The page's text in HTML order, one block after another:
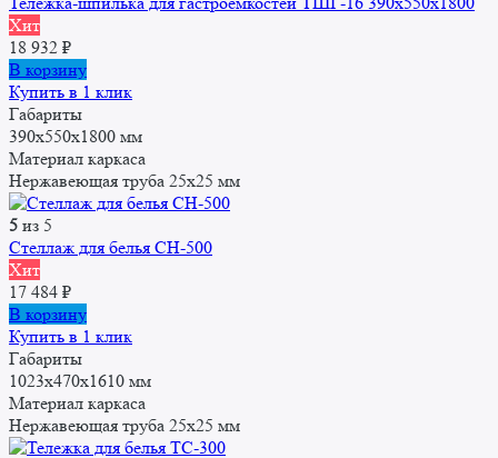
Хит
18 932 ₽
В корзину
Купить в 1 клик
Габариты
390x550x1800 мм
Материал каркаса
Нержавеющая труба 25x25 мм
5 из 5
Стеллаж для белья СН-500
Хит
17 484 ₽
В корзину
Купить в 1 клик
Габариты
1023х470х1610 мм
Материал каркаса
Нержавеющая труба 25x25 мм